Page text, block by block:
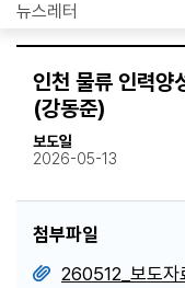
뉴스레터
인천 물류 인력양
(강동준)
보도일
2026-05-13
첨부파일